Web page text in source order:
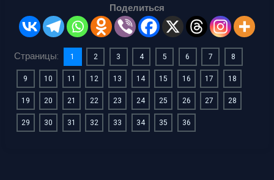
Поделиться
Страницы: 1 2 3 4 5 6 7
8
9
10 11 12 13 14 15 16 17
18
19
20 21 22 23 24 25 26 27
28
29
30 31 32 33 34 35 36